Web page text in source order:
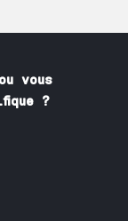
vous
?